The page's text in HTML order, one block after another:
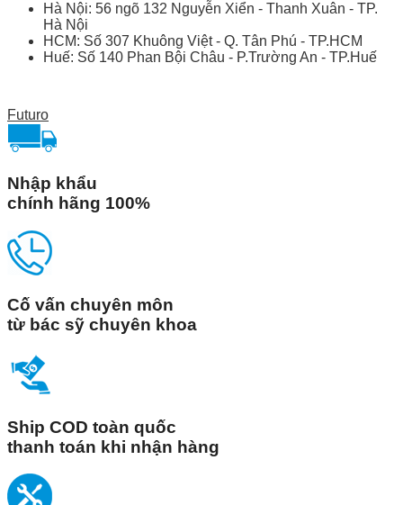
Hà Nội: 56 ngõ 132 Nguyễn Xiển - Thanh Xuân - TP.
Hà Nội
HCM: Số 307 Khuông Việt - Q. Tân Phú - TP.HCM
Huế: Số 140 Phan Bội Châu - P.Trường An - TP.Huế
Futuro
Nhập khẩu
chính hãng 100%
Cố vấn chuyên môn
từ bác sỹ chuyên khoa
Ship COD toàn quốc
thanh toán khi nhận hàng